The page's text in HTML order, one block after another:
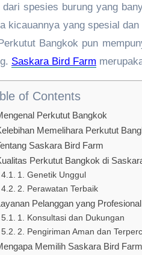
dari spesies burung yang
kicauannya yang spesial
Bangkok pun
Saskara Bird Farm
of Contents
Perkutut Bangkok
Memelihara Perkutut
Saskara Bird Farm
Perkutut Bangkok di
1. Genetik Unggul
2. Perawatan Terbaik
Pelanggan yang Profesional
1. Konsultasi dan Dukungan
2. Pengiriman Aman dan
Memilih Saskara Bird Farm